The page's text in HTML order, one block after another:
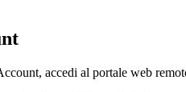
accedi al portale web